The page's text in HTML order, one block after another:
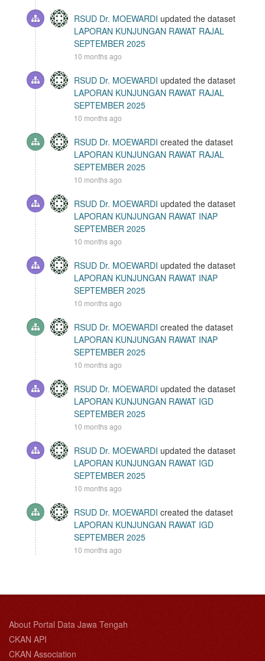
RSUD Dr. MOEWARDI updated the dataset
LAPORAN KUNJUNGAN RAWAT RAJAL
SEPTEMBER 2025
10 months ago
RSUD Dr. MOEWARDI updated the dataset
LAPORAN KUNJUNGAN RAWAT RAJAL
SEPTEMBER 2025
10 months ago
RSUD Dr. MOEWARDI created the dataset
LAPORAN KUNJUNGAN RAWAT RAJAL
SEPTEMBER 2025
10 months ago
RSUD Dr. MOEWARDI updated the dataset
LAPORAN KUNJUNGAN RAWAT INAP
SEPTEMBER 2025
10 months ago
RSUD Dr. MOEWARDI updated the dataset
LAPORAN KUNJUNGAN RAWAT INAP
SEPTEMBER 2025
10 months ago
RSUD Dr. MOEWARDI created the dataset
LAPORAN KUNJUNGAN RAWAT INAP
SEPTEMBER 2025
10 months ago
RSUD Dr. MOEWARDI updated the dataset
LAPORAN KUNJUNGAN RAWAT IGD
SEPTEMBER 2025
10 months ago
RSUD Dr. MOEWARDI updated the dataset
LAPORAN KUNJUNGAN RAWAT IGD
SEPTEMBER 2025
10 months ago
RSUD Dr. MOEWARDI created the dataset
LAPORAN KUNJUNGAN RAWAT IGD
SEPTEMBER 2025
10 months ago
About Portal Data Jawa Tengah
CKAN API
CKAN Association